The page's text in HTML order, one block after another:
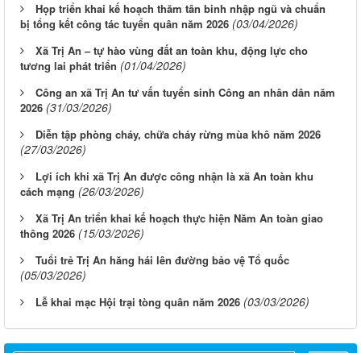
Họp triển khai kế hoạch thăm tân binh nhập ngũ và chuẩn
bị tổng kết công tác tuyển quân năm 2026 (03/04/2026)
Xã Trị An – tự hào vùng đất an toàn khu, động lực cho
tương lai phát triển (01/04/2026)
Công an xã Trị An tư vấn tuyển sinh Công an nhân dân năm
2026 (31/03/2026)
Diễn tập phòng cháy, chữa cháy rừng mùa khô năm 2026
(27/03/2026)
Lợi ích khi xã Trị An được công nhận là xã An toàn khu
cách mạng (26/03/2026)
Xã Trị An triển khai kế hoạch thực hiện Năm An toàn giao
thông 2026 (15/03/2026)
Tuổi trẻ Trị An hăng hái lên đường bảo vệ Tổ quốc
(05/03/2026)
Lễ khai mạc Hội trại tòng quân năm 2026 (03/03/2026)